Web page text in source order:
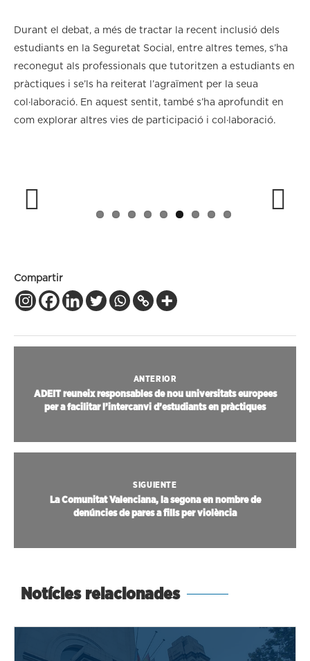
Durant el debat, a més de tractar la recent inclusió dels
estudiants en la Seguretat Social, entre altres temes, s’ha
reconegut als professionals que tutoritzen a estudiants en
pràctiques i se’ls ha reiterat l’agraïment per la seua
col·laboració. En aquest sentit, també s’ha aprofundit en
com explorar altres vies de participació i col·laboració.
Compartir
ANTERIOR
ADEIT reuneix responsables de nou universitats europees
per a facilitar l’intercanvi d’estudiants en pràctiques
SIGUIENTE
La Comunitat Valenciana, la segona en nombre de
denúncies de pares a fills per violència
Notícies relacionades